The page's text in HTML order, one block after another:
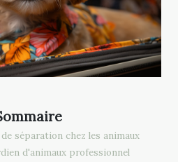
séparation chez les animaux
d'animaux professionnel